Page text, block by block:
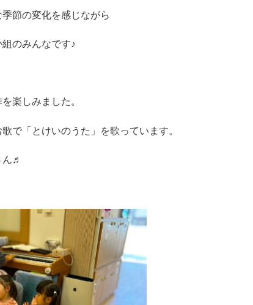
節の変化を感じながら
のみんなです♪
楽しみました。
で「とけいのうた」を歌っています。
ん♬